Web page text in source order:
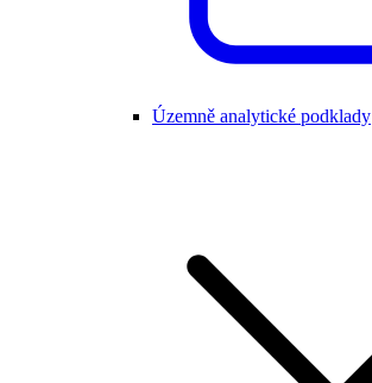
Územně analytické podklady